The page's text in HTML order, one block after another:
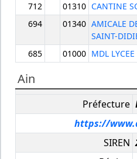
712
01310 CANTINE
694
01340 AMICALE
SAINT-
685
01000 MDL
Ain
Préfecture
https://
SIREN